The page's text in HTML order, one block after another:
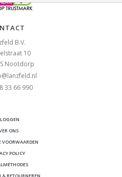
B.V.
10
Nootdorp
33 66 990
ONS
VOORWAARDEN
POLICY
& RETOURNEREN